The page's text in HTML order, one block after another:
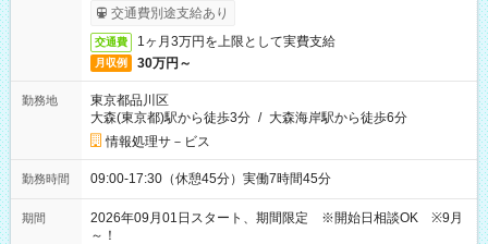
受取りサービス利用可（利用条件有）
交通費別途支給あり
交通費 1ヶ月3万円を上限として実費支給
月収例 30万円～
勤務地
東京都品川区
大森(東京都)駅から徒歩3分 / 大森海岸駅から徒歩6分
情報処理サ－ビス
勤務時間 09:00-17:30（休憩45分）実働7時間45分
期間
2026年09月01日スタート、期間限定 ※開始日相談OK ※9月
～！